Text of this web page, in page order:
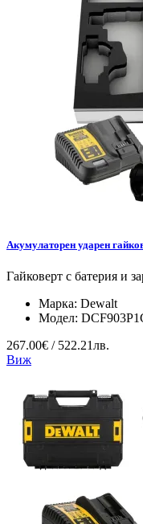
Акумулаторен ударен
Гайковерт с батерия и
Марка: Dewalt
Модел:
267.00€ / 522.21лв.
Виж